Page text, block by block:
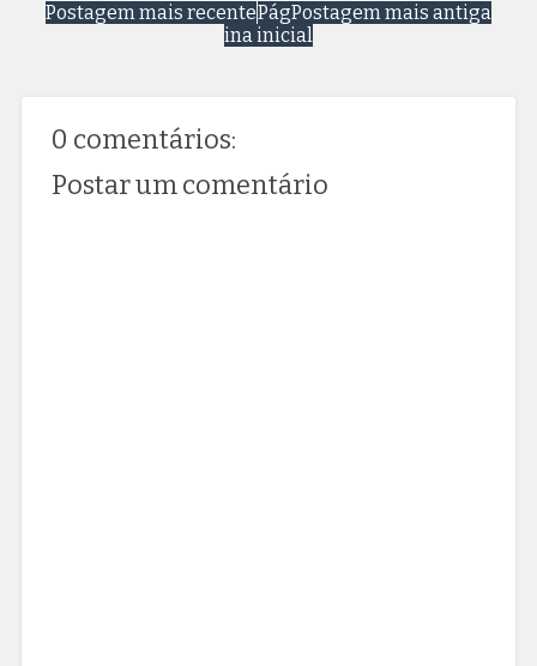
Postagem mais recente Postagem mais antiga
Pág
ina inicial
0 comentários:
Postar um comentário